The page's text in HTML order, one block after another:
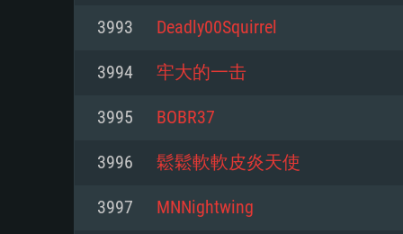
77XX / NVIDIA GeForce GTX
mínima suportada: 720p
Network: Internet de banda larga.
Processador: Core i5 2.2GHz
não suportado)
Memória: 6 GB
Placa Gráfica: Intel Iris Pro 5200
mínima suportada: 720p com
Processador: Dual-Core 2.4 GHz
Memória: 4 GB
Placa Gráfica: NVIDIA 660 com
recentes (não mais de 6
Vulkan (não mais de 6 meses);
3993 Deadly00Squirrel
3994 牢大的一击
3995 BOBR37
3996 鬆鬆軟軟皮炎天使
3997 MNNightwing